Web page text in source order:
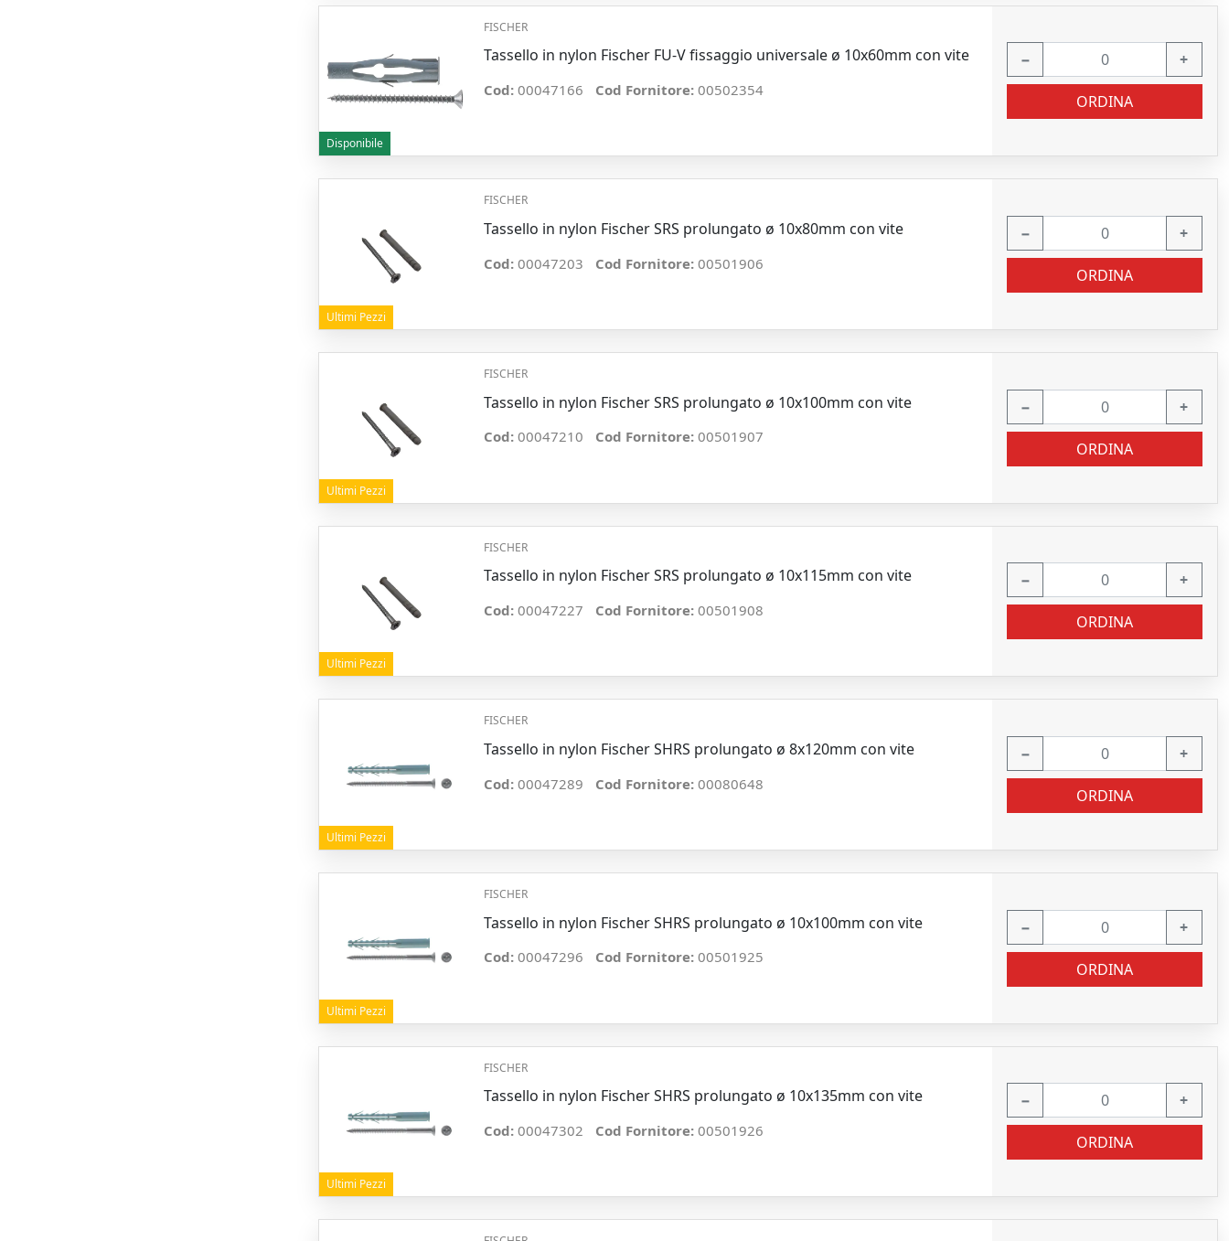
Disponibile
FISCHER
Tassello in nylon Fischer FU-V fissaggio universale ø 10x60mm con vite
Cod: 00047166 Cod Fornitore: 00502354
− +
ORDINA
Ultimi Pezzi
FISCHER
Tassello in nylon Fischer SRS prolungato ø 10x80mm con vite
Cod: 00047203 Cod Fornitore: 00501906
− +
ORDINA
Ultimi Pezzi
FISCHER
Tassello in nylon Fischer SRS prolungato ø 10x100mm con vite
Cod: 00047210 Cod Fornitore: 00501907
− +
ORDINA
Ultimi Pezzi
FISCHER
Tassello in nylon Fischer SRS prolungato ø 10x115mm con vite
Cod: 00047227 Cod Fornitore: 00501908
− +
ORDINA
Ultimi Pezzi
FISCHER
Tassello in nylon Fischer SHRS prolungato ø 8x120mm con vite
Cod: 00047289 Cod Fornitore: 00080648
− +
ORDINA
Ultimi Pezzi
FISCHER
Tassello in nylon Fischer SHRS prolungato ø 10x100mm con vite
Cod: 00047296 Cod Fornitore: 00501925
− +
ORDINA
Ultimi Pezzi
FISCHER
Tassello in nylon Fischer SHRS prolungato ø 10x135mm con vite
Cod: 00047302 Cod Fornitore: 00501926
− +
ORDINA